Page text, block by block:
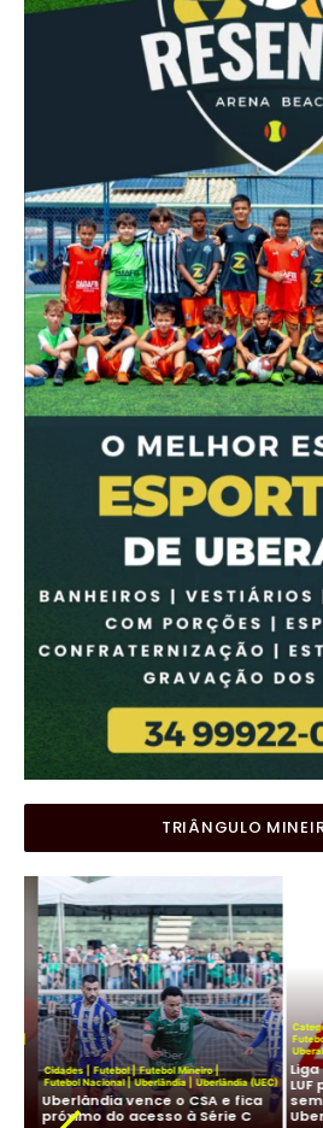
TRIÂNGULO
Cidades| Futebol| Futebol Mineiro|
Futebol Nacional| Uberlândia| Uberlândia (UEC)
Uberlândia vence o CSA e fica
próximo do acesso à Série C
Futebol
Uberaba
Liga
LUF